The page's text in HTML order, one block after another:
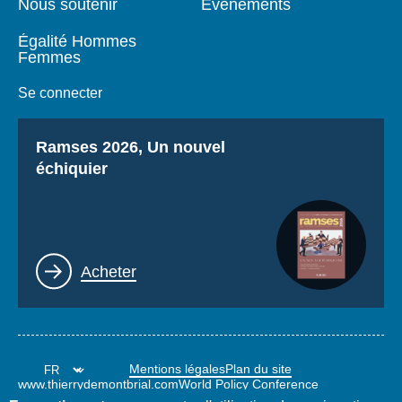
Nous soutenir
Égalité Hommes
Femmes
Se connecter
Événements
Titre
Ramses 2026, Un nouvel
échiquier
Lien
Acheter
Mentions légalesPlan du site
www.thierrydemontbrial.comWorld Policy Conference
Blog Politique étrangère